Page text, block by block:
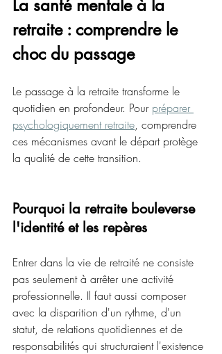
La santé mentale à la
retraite : comprendre le
choc du passage
Le passage à la retraite transforme le
quotidien en profondeur. Pour préparer
psychologiquement retraite, comprendre
ces mécanismes avant le départ protège
la qualité de cette transition.
Pourquoi la retraite bouleverse
l'identité et les repères
Entrer dans la vie de retraité ne consiste
pas seulement à arrêter une activité
professionnelle. Il faut aussi composer
avec la disparition d'un rythme, d'un
statut, de relations quotidiennes et de
responsabilités qui structuraient l'existence